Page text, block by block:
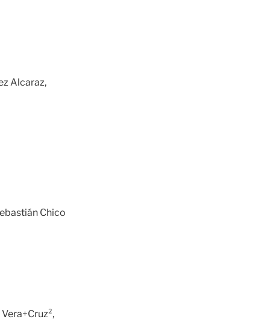
Alcaraz,
Chico